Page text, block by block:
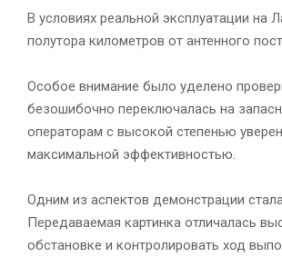
В условиях реальной эксплуатации на
полутора километров от антенного
Особое внимание было уделено
безошибочно переключалась на
операторам с высокой степенью
максимальной эффективностью.
Одним из аспектов демонстрации
Передаваемая картинка отличалась
обстановке и контролировать ход